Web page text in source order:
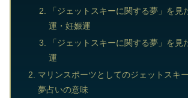
「ジェットスキーに関する夢」を見
運・妊娠運
「ジェットスキーに関する夢」を見
運
マリンスポーツとしてのジェットスキ
夢占いの意味